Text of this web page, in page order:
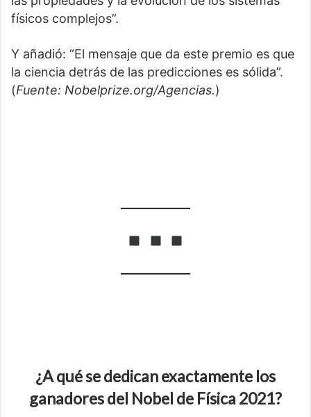
físicos complejos”.
Y añadió: “El mensaje que da este premio es que
la ciencia detrás de las predicciones es sólida”.
(Fuente: Nobelprize.org/Agencias.)
¿A qué se dedican exactamente los
ganadores del Nobel de Física 2021?